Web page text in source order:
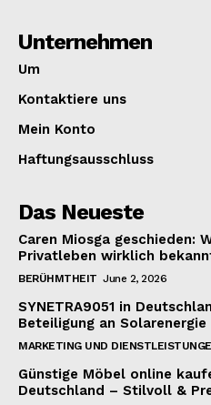
Unternehmen
Um
Kontaktiere uns
Mein Konto
Haftungsausschluss
Das Neueste
Caren Miosga geschieden:
Privatleben wirklich
BERÜHMTHEIT June 2, 2026
SYNETRA9051 in
Beteiligung an Solarenergie
MARKETING UND
Günstige Möbel online
Deutschland – Stilvoll &